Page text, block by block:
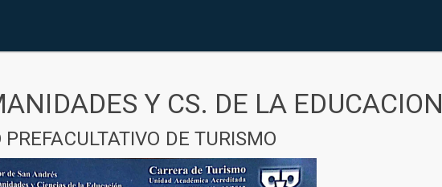
Y CS. DE LA EDUCACION
PREFACULTATIVO DE TURISMO